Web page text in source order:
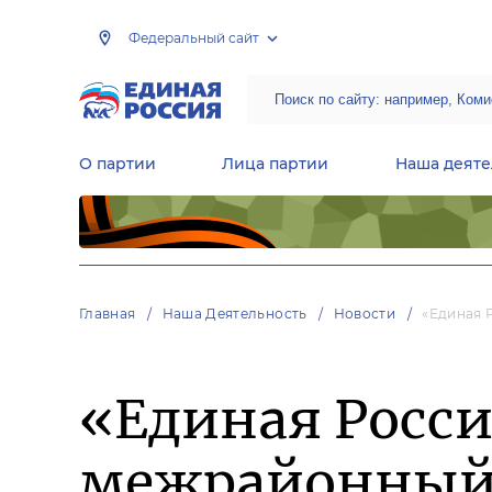
Федеральный сайт
О партии Лица партии Наша
Главная Наша Деятельность Новости «Единая
«Единая